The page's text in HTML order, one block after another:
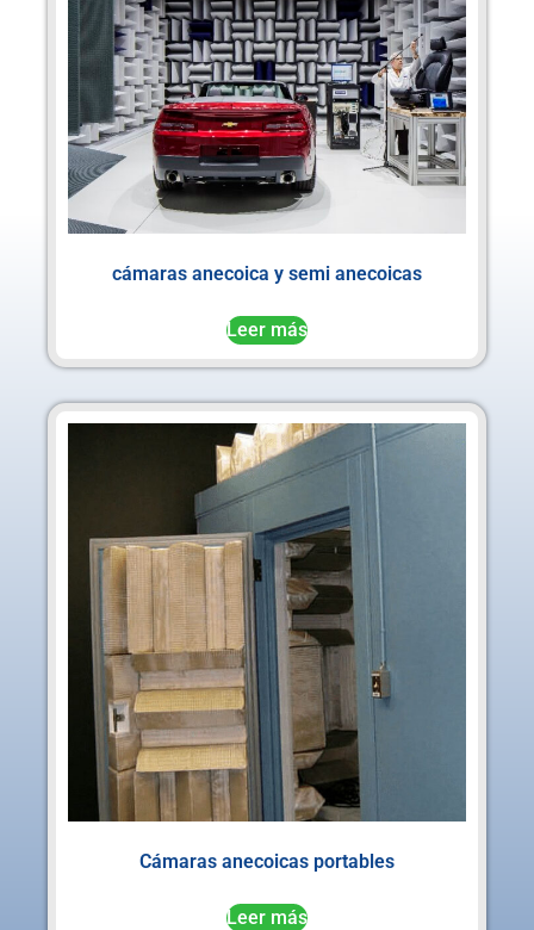
cámaras anecoica y semi anecoicas
Leer más
Cámaras anecoicas portables
Leer más